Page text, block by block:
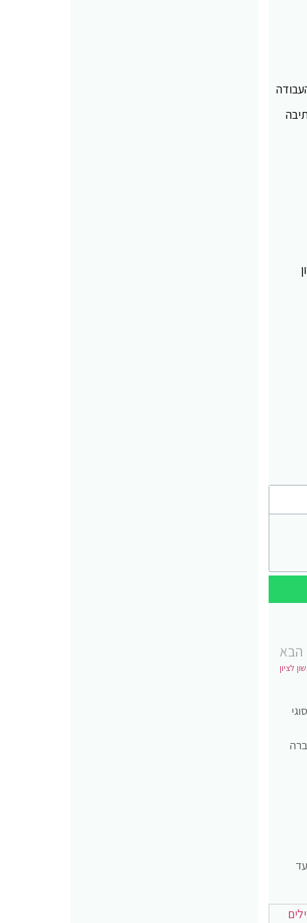
הבא
לציון